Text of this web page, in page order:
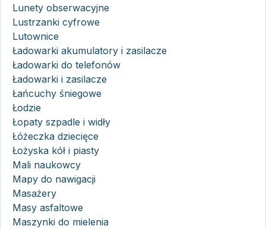
Lunety obserwacyjne
Lustrzanki cyfrowe
Lutownice
Ładowarki akumulatory i zasilacze
Ładowarki do telefonów
Ładowarki i zasilacze
Łańcuchy śniegowe
Łodzie
Łopaty szpadle i widły
Łóżeczka dziecięce
Łożyska kół i piasty
Mali naukowcy
Mapy do nawigacji
Masażery
Masy asfaltowe
Maszynki do mielenia